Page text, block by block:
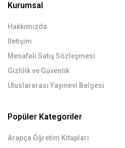
Kurumsal
Hakkımızda
İletişim
Mesafeli Satış Sözleşmesi
Gizlilik ve Güvenlik
Uluslararası Yayınevi Belgesi
Popüler Kategoriler
Arapça Öğretim Kitapları